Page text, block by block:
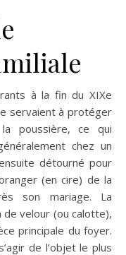
à la fin du XIXe
servaient à protéger
la poussière, ce qui
chez un
détourné pour
(en cire) de la
son mariage. La
velour (ou calotte),
principale du foyer.
de l’objet le plus